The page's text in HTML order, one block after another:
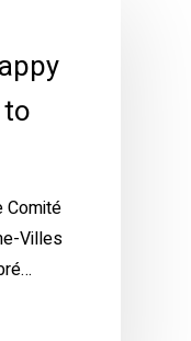
Comité
Villes